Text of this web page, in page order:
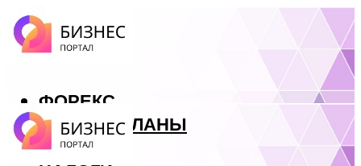
ФОРЕКС
БИЗНЕС ПЛАНЫ
КРЕДИТЫ